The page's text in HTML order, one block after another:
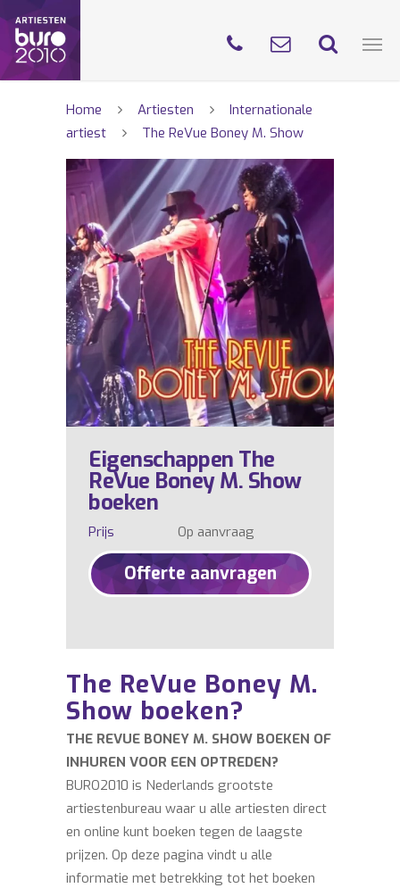
Home Artiesten
Internationale
artiest
The ReVue Boney M. Show
Eigenschappen The
ReVue Boney M. Show
boeken
Prijs Op aanvraag
Offerte aanvragen
The ReVue Boney M.
Show boeken?
THE REVUE BONEY M. SHOW BOEKEN OF
INHUREN VOOR EEN OPTREDEN?
BURO2010 is Nederlands grootste
artiestenbureau waar u alle artiesten direct
en online kunt boeken tegen de laagste
prijzen. Op deze pagina vindt u alle
informatie met betrekking tot het boeken